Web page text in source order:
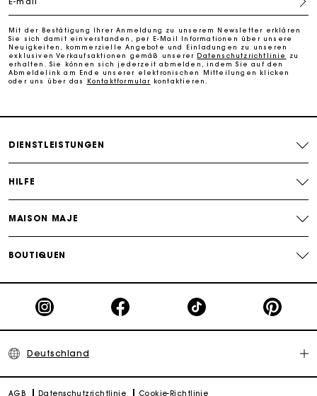
perfekte Geschenk zu machen
Kostenlose Lieferung innerhalb von 2-3 Tagen
PayPal - Bezahlung nach 30 Tagen
Mit der Bestätigung Ihrer Anmeldung zu unserem Newsletter erklären
Sie sich damit einverstanden, per E-Mail Informationen über unsere
Neuigkeiten, kommerzielle Angebote und Einladungen zu unseren
exklusiven Verkaufsaktionen gemäß unserer Datenschutzrichtlinie
zu
erhalten. Sie können sich jederzeit abmelden, indem Sie auf den
Abmeldelink am Ende unserer elektronischen Mitteilungen klicken
oder uns über das
Kontaktformular kontaktieren.
DIENSTLEISTUNGEN
HILFE
MAISON MAJE
BOUTIQUEN
Deutschland
AGB Datenschutzrichtlinie Cookie-Richtlinie